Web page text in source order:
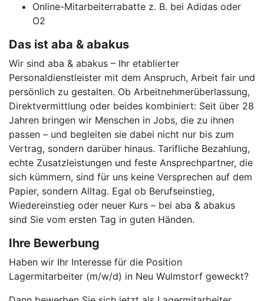
Online-Mitarbeiterrabatte z. B. bei Adidas oder
O2
Das ist aba & abakus
Wir sind aba & abakus – Ihr etablierter
Personaldienstleister mit dem Anspruch, Arbeit fair und
persönlich zu gestalten. Ob Arbeitnehmerüberlassung,
Direktvermittlung oder beides kombiniert: Seit über 28
Jahren bringen wir Menschen in Jobs, die zu ihnen
passen – und begleiten sie dabei nicht nur bis zum
Vertrag, sondern darüber hinaus. Tarifliche Bezahlung,
echte Zusatzleistungen und feste Ansprechpartner, die
sich kümmern, sind für uns keine Versprechen auf dem
Papier, sondern Alltag. Egal ob Berufseinstieg,
Wiedereinstieg oder neuer Kurs – bei aba & abakus
sind Sie vom ersten Tag in guten Händen.
Ihre Bewerbung
Haben wir Ihr Interesse für die Position
Lagermitarbeiter (m/w/d) in Neu Wulmstorf geweckt?